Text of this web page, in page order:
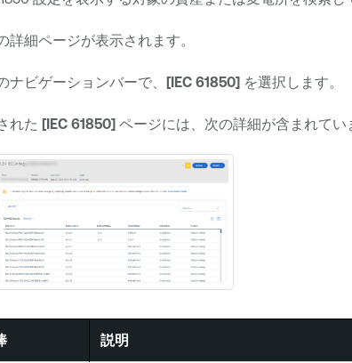
詳細ページが表示されます。
ナビゲーションバーで、 [IEC 61850]を選択します。
れた [IEC 61850]ページには、次の詳細が含まれてい
説明